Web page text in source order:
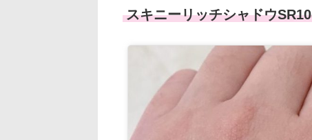
スキニーリッチシャドウ